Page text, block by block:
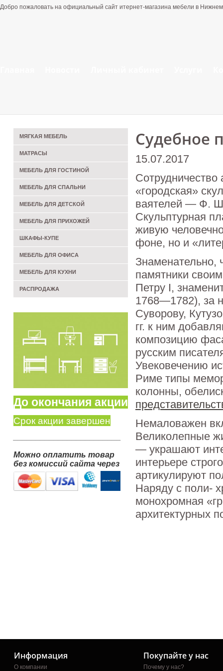
Добро пожаловать на официальный сайт итернет-магазина мебели в
Судебное
15.07.2017
Сотрудничество
«городская»
ваятелей — Ф.
Скульптурная
живую
фоне, но и
Знаменательно,
памятники
Петру I,
1768—1782), за
Суворову,
гг. к ним
композицию
русским
Увековечению
Риме типы
колонны,
Немаловажен
Великолепные
— украшают
интерьере
артикулируют
Наряду с поли-
монохромная
архитектурных
МЯГКАЯ МЕБЕЛЬ
МАТРАСЫ
МЕБЕЛЬ ДЛЯ ГОСТИНОЙ
МЕБЕЛЬ ДЛЯ СПАЛЬНИ
МЕБЕЛЬ ДЛЯ ДЕТСКОЙ
МЕБЕЛЬ ДЛЯ ПРИХОЖЕЙ
ШКАФЫ-КУПЕ
МЕБЕЛЬ ДЛЯ ОФИСА
МЕБЕЛЬ ДЛЯ КУХНИ
РАСПРОДАЖА
До окончания акции
Срок акции завершен
Можно оплатить товар
без комиссий сайта через
Информация
О компании
Покупайте у нас
Почему у нас?